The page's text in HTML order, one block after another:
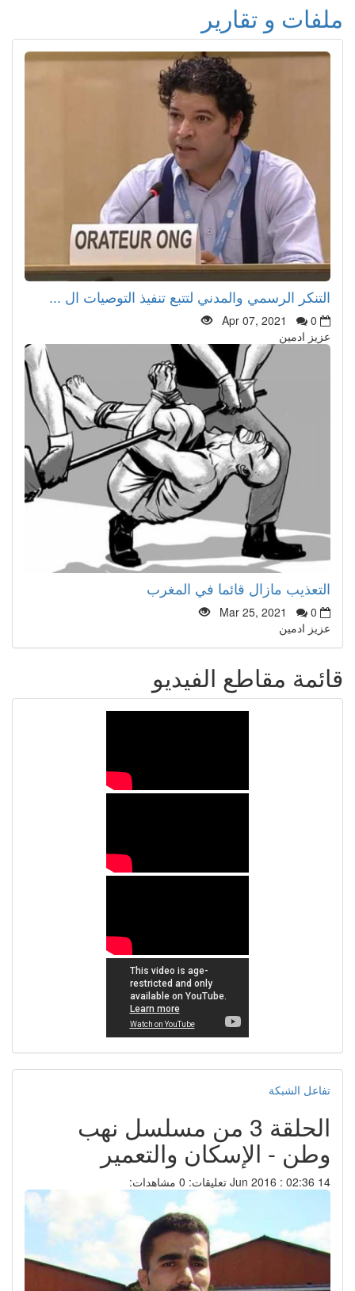
ملفات و تقارير
التنكر الرسمي والمدني لتتبع تنفيذ التوصيات ال ...
Apr 07, 2021
0
عزيز ادمين
التعذيب مازال قائما في المغرب
Mar 25, 2021
0
عزيز ادمين
قائمة مقاطع الفيديو
تفاعل الشبكة
الحلقة 3 من مسلسل نهب
وطن - الإسكان والتعمير
14 Jun 2016 : 02:36 تعليقات: 0 مشاهدات: